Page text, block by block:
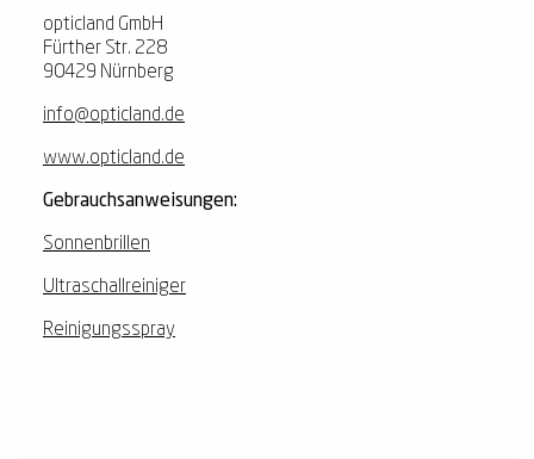
opticland GmbH
Fürther Str. 228
90429 Nürnberg
info@opticland.de
www.opticland.de
Gebrauchsanweisungen:
Sonnenbrillen
Ultraschallreiniger
Reinigungsspray